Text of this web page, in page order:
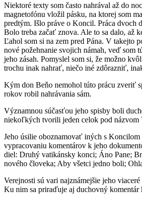
Niektoré texty som často nahrával až do
magnetofónu vložil pásku, na ktorej som
predtým. Išlo práve o Koncil. Práca dvoch
Bolo treba začať znova. Ale to sa dalo, až
Ľahol som si na zem pred Pána. V takejto
nové požehnanie svojich námah, veď som
jeho zásah. Pomyslel som si, že možno
trochu inak nahrať, niečo iné zdôrazniť,
Kým don Beňo nemohol túto prácu zveriť
rokov robil nahrávania sám.
Významnou súčasťou jeho spisby boli
niekoľkých tvorili jeden celok pod názvom
Jeho úsilie oboznamovať iných s
vypracovaniu komentárov k jeho
diel: Druhý vatikánsky konci; Áno Pane;
nového človeka; Aby všetci jedno boli;
Verejnosti sú vari najznámejšie jeho
Ku nim sa priraďuje aj duchovný komentár